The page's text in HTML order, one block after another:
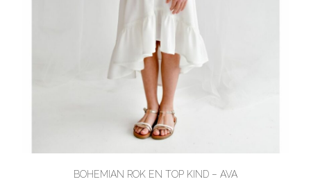
BOHEMIAN ROK EN TOP KIND – AVA